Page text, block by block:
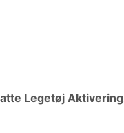
Legetøj Aktivering